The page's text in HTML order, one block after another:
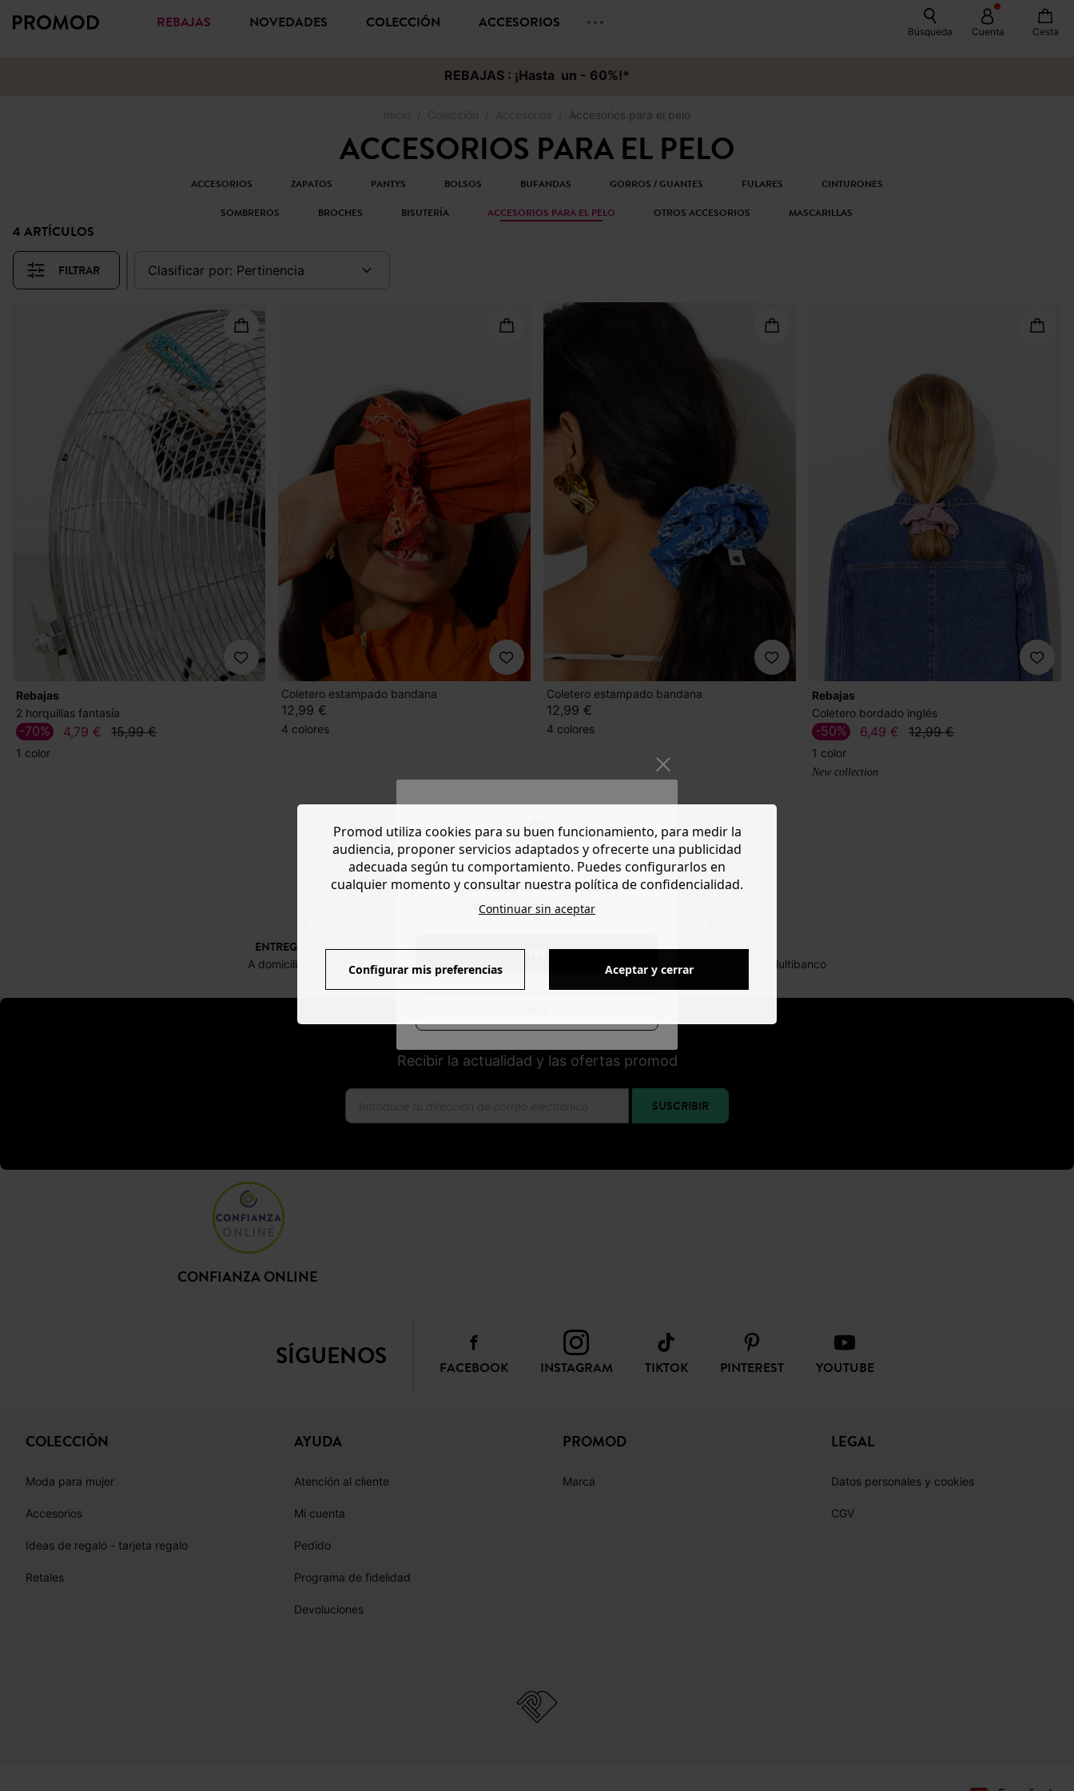
Do you want to be redirected to
www.promod.com ?
REBAJAS NOVEDADES COLECCIÓN ACCESORIOS Búsqueda Cuenta Cesta
REBAJAS : ¡Hasta un - 60%!*
Accesorios para el pelo
ACCESORIOS PARA EL PELO
ACCESORIOS ZAPATOS PANTYS BOLSOS BUFANDAS GORROS / GUANTES FULARES
CINTURONES
SOMBREROS
BROCHES BISUTERÍA ACCESORIOS PARA EL PELO OTROS ACCESORIOS MASCARILLAS
4 ARTÍCULOS
FILTRAR clasificar por: pertinencia
Rebajas
2 horquillas fantasía
4,79 € 15,99 €
-70%
1 color
Coletero estampado bandana
12,99 €
4 colores
Coletero estampado bandana
12,99 €
4 colores
Rebajas
Coletero bordado inglés
6,49 € 12,99 €
-50%
1 color
New collection
4
ENTREGA GRATUITA
A domicilio desde 60€
DEVOLUCIONES
posibles durante 30 días
PAGO SEGURO
Visa, PayPal, Apple Pay, Paypal, Multibanco
NEWSLETTER
Recibir la actualidad y las ofertas promod
SUSCRIBIR
CONFIANZA ONLINE
SÍGUENOS FACEBOOK INSTAGRAM TIKTOK PINTEREST YOUTUBE
COLECCIÓN
Moda para mujer
Accesorios
Ideas de regalo - tarjeta regalo
Retales
AYUDA
Atención al cliente
Mi cuenta
Pedido
Programa de fidelidad
Devoluciones
PROMOD
Marca
LEGAL
Datos personales y cookies
CGV
Promod utiliza cookies para su buen funcionamiento, para medir la
audiencia, proponer servicios adaptados y ofrecerte una publicidad
adecuada según tu comportamiento. Puedes configurarlos en
cualquier momento y consultar nuestra política de confidencialidad.
Continuar sin aceptar
Configurar mis preferencias Aceptar y cerrar